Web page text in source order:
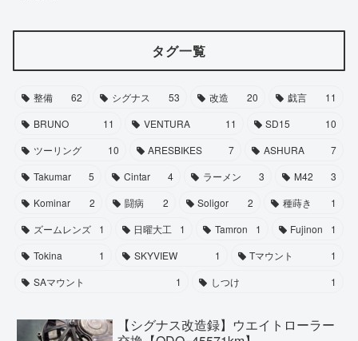
タグ一覧
整備 62 シグナス 53 改造 20 戯言
11
BRUNO
11 VENTURA 11 SD15
10
ツーリング
10 ARESBIKES 7 ASHURA
7
Takumar
5 Cintar 4 ラーメン 3 M42
3
Kominar
2 闘病 2 Soligor 2 種蒔き
1
ズームレンズ
1 日曜大工 1 Tamron 1 Fujinon
1
Tokina
1 SKYVIEW 1 Tマウント
1
SAマウント
1 しつけ 1
【シグナス改造録】ウエイトローラー